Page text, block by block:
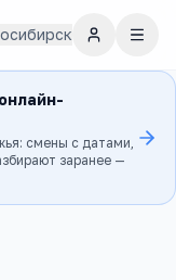
смены с датами,
заранее —